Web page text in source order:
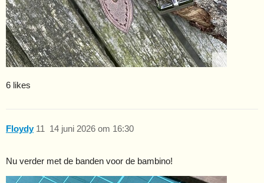
6 likes
Floydy 14 juni 2026 om 16:30
11
Nu verder met de banden voor de bambino!